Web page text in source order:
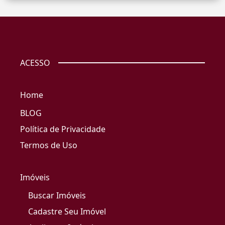
ACESSO
Home
BLOG
Política de Privacidade
Termos de Uso
Imóveis
Buscar Imóveis
Cadastre Seu Imóvel